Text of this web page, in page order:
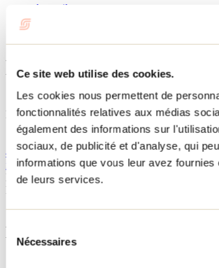
Ce site web utilise des cookies.
Les cookies nous permettent de
fonctionnalités relatives aux médias
également des informations sur
sociaux, de publicité et d'analyse, qui
informations que vous leur avez
de leurs services.
Sélection
Nécessaires
Accueil
L'Élégant
Saint-Côme
L'Élégant
111 rue Alice-Parizeau
Saint-Côme, QC J0K2B0
418 431-5095
info@gestionchaleto.ca
No d'enregistrement320809
Besoin d'information?
Menu pied de page